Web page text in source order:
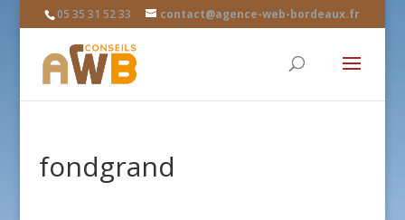
05 35 31 52 33 contact@agence-web-bordeaux.fr
fondgrand